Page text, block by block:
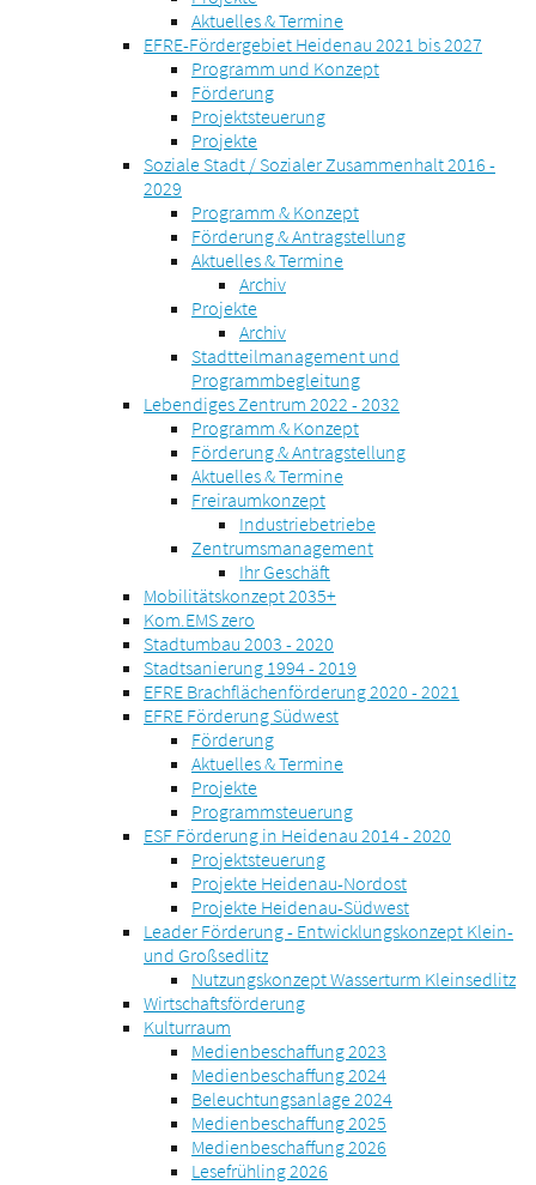
Aktuelles & Termine
EFRE-Fördergebiet Heidenau 2021 bis 2027
Programm und Konzept
Förderung
Projektsteuerung
Projekte
Soziale Stadt / Sozialer Zusammenhalt 2016 -
2029
Programm & Konzept
Förderung & Antragstellung
Aktuelles & Termine
Archiv
Projekte
Archiv
Stadtteilmanagement und
Programmbegleitung
Lebendiges Zentrum 2022 - 2032
Programm & Konzept
Förderung & Antragstellung
Aktuelles & Termine
Freiraumkonzept
Industriebetriebe
Zentrumsmanagement
Ihr Geschäft
Mobilitätskonzept 2035+
Kom.EMS zero
Stadtumbau 2003 - 2020
Stadtsanierung 1994 - 2019
EFRE Brachflächenförderung 2020 - 2021
EFRE Förderung Südwest
Förderung
Aktuelles & Termine
Projekte
Programmsteuerung
ESF Förderung in Heidenau 2014 - 2020
Projektsteuerung
Projekte Heidenau-Nordost
Projekte Heidenau-Südwest
Leader Förderung - Entwicklungskonzept Klein-
und Großsedlitz
Nutzungskonzept Wasserturm Kleinsedlitz
Wirtschaftsförderung
Kulturraum
Medienbeschaffung 2023
Medienbeschaffung 2024
Beleuchtungsanlage 2024
Medienbeschaffung 2025
Medienbeschaffung 2026
Lesefrühling 2026